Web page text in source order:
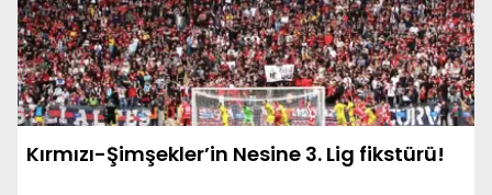
Kırmızı-Şimşekler’in Nesine 3. Lig fikstürü!